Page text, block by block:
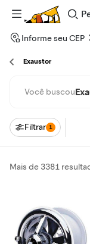
Informe seu CEP
Exaustor
Você buscou
Filtrar 1
Mais de 3381